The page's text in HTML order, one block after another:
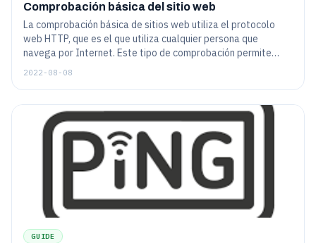
Comprobación básica del sitio web
La comprobación básica de sitios web utiliza el protocolo
web HTTP, que es el que utiliza cualquier persona que
navega por Internet. Este tipo de comprobación permite
crear una tarea de monitorización, para comprobar un sitio
posiblemente podría ser una tarea de monitorización - las
características generales son bastante sencillas de
configurar.
2022-08-08
GUIDE